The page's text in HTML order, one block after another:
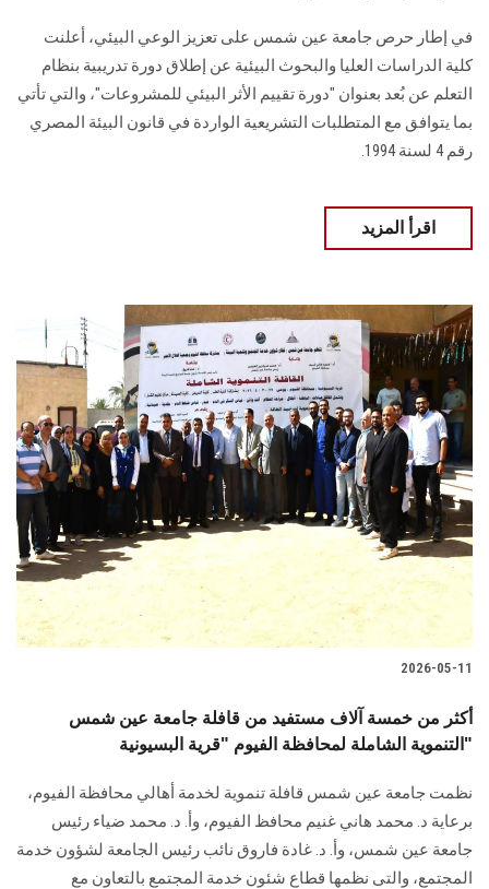
الزائـرون
سجل الان
في إطار حرص جامعة عين شمس على تعزيز الوعي البيئي، أعلنت
كلية الدراسات العليا والبحوث البيئية عن إطلاق دورة تدريبية بنظام
التعلم عن بُعد بعنوان "دورة تقييم الأثر البيئي للمشروعات"، والتي تأتي
بما يتوافق مع المتطلبات التشريعية الواردة في قانون البيئة المصري
رقم 4 لسنة 1994.
اقرأ المزيد
2026-05-11
أكثر من خمسة آلاف مستفيد من قافلة جامعة عين شمس
التنموية الشاملة لمحافظة الفيوم "قرية البسيونية"
نظمت جامعة عين شمس قافلة تنموية لخدمة أهالي محافظة الفيوم،
برعاية د. محمد هاني غنيم محافظ الفيوم، وأ. د. محمد ضياء رئيس
جامعة عين شمس، وأ. د. غادة فاروق نائب رئيس الجامعة لشؤون خدمة
المجتمع، والتى نظمها قطاع شئون خدمة المجتمع بالتعاون مع